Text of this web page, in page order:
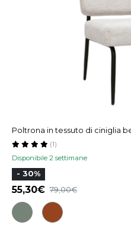
Poltrona in tessuto di ciniglia
Disponibile 2 settimane
(1)
- 30%
55,30 79,00